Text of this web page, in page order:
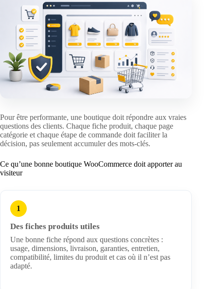
Pour être performante, une boutique doit répondre aux vraies
questions des clients. Chaque fiche produit, chaque page
catégorie et chaque étape de commande doit faciliter la
décision, pas seulement accumuler des mots-clés.
Ce qu’une bonne boutique WooCommerce doit apporter au
visiteur
1
Des fiches produits utiles
Une bonne fiche répond aux questions concrètes :
usage, dimensions, livraison, garanties, entretien,
compatibilité, limites du produit et cas où il n’est pas
adapté.